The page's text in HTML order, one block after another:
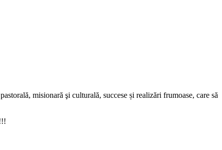
misionară şi culturală, succese și realizări frumoase, care să